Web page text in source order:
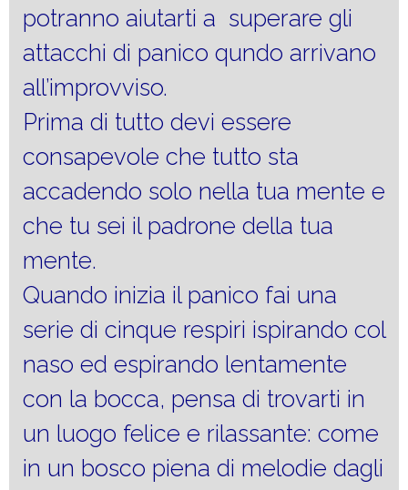
potranno aiutarti a superare gli
attacchi di panico qundo arrivano
all’improvviso.
Prima di tutto devi essere
consapevole che tutto sta
accadendo solo nella tua mente e
che tu sei il padrone della tua
mente.
Quando inizia il panico fai una
serie di cinque respiri ispirando col
naso ed espirando lentamente
con la bocca, pensa di trovarti in
un luogo felice e rilassante: come
in un bosco piena di melodie dagli